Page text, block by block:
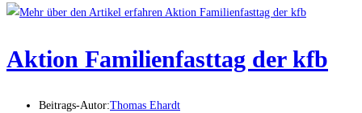
Aktion Familienfasttag der kfb
Beitrags-Autor:Thomas Ehardt